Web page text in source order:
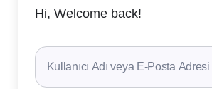
Hi, Welcome back!